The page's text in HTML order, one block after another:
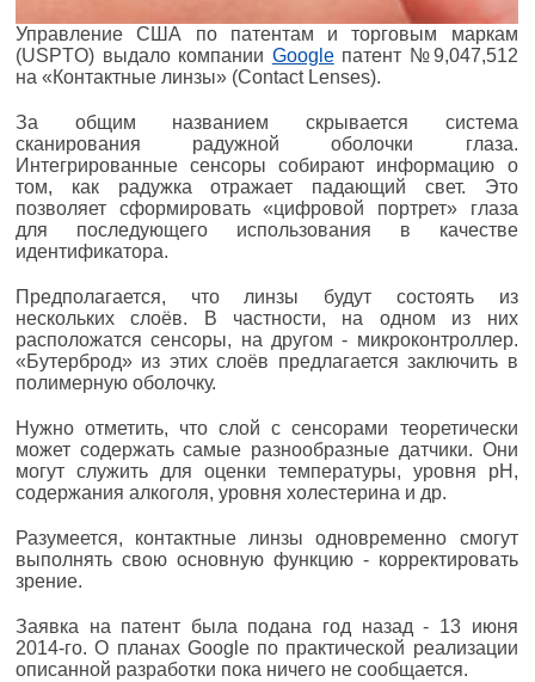
Управление США по патентам и торговым маркам
(USPTO) выдало компании Googleпатент №9,047,512
на «Контактные линзы» (Contact Lenses).
За общим названием скрывается система
сканирования радужной оболочки глаза.
Интегрированные сенсоры собирают информацию о
том, как радужка отражает падающий свет. Это
позволяет сформировать «цифровой портрет» глаза
для последующего использования в качестве
идентификатора.
Предполагается, что линзы будут состоять из
нескольких слоёв. В частности, на одном из них
расположатся сенсоры, на другом - микроконтроллер.
«Бутерброд» из этих слоёв предлагается заключить в
полимерную оболочку.
Нужно отметить, что слой с сенсорами теоретически
может содержать самые разнообразные датчики. Они
могут служить для оценки температуры, уровня pH,
содержания алкоголя, уровня холестерина и др.
Разумеется, контактные линзы одновременно смогут
выполнять свою основную функцию - корректировать
зрение.
Заявка на патент была подана год назад - 13 июня
2014-го. О планах Google по практической реализации
описанной разработки пока ничего не сообщается.